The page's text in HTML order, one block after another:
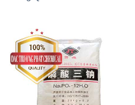
Na3PO4 – Trisodium
Phosphate Trung Quốc China